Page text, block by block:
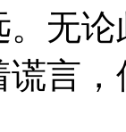
。无
言